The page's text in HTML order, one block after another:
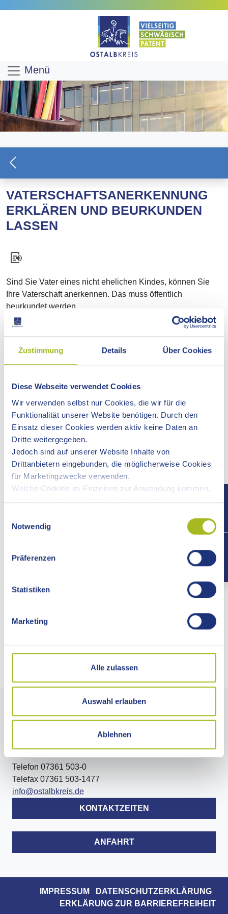
Zustimmung Details Über Cookies
Diese Webseite verwendet Cookies
Wir verwenden selbst nur Cookies, die wir für die
Funktionalität unserer Website benötigen. Durch den
Einsatz dieser Cookies werden aktiv keine Daten an
Dritte weitergegeben.
Jedoch sind auf unserer Website Inhalte von
Drittanbietern eingebunden, die möglicherweise Cookies
für Marketingzwecke verwenden.
Welche Cookies im Einzelnen zur Anwendung kommen,
finden Sie unter dem Reiter „Details“ und in unserer
Notwendig
Präferenzen
Statistiken
Marketing
Alle zulassen
Auswahl erlauben
Ablehnen
Menü
VATERSCHAFTSANERKENNUNG
ERKLÄREN UND BEURKUNDEN
LASSEN
Sind Sie Vater eines nicht ehelichen Kindes, können Sie
Ihre Vaterschaft anerkennen. Das muss öffentlich
beurkundet werden.
Online-Antrag
Voraussetzungen
Verfahrensablauf
Fristen
Erforderliche Unterlagen
Kosten
LANDRATSAMT OSTALBKREIS
Telefon 07361 503-0
Telefax 07361 503-1477
info@ostalbkreis.de
KONTAKTZEITEN
ANFAHRT
IMPRESSUM
DATENSCHUTZERKLÄRUNG
ERKLÄRUNG ZUR BARRIEREFREIHEIT